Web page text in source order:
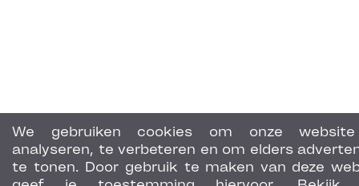
We gebruiken cookies om onze
analyseren, te verbeteren en om elders
te tonen. Door gebruik te maken van deze